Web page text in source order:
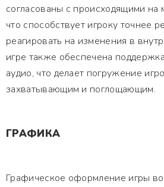
согласованы с происходящими на
что способствует игроку точнее
реагировать на изменения в
игре также обеспечена
аудио, что делает погружение
захватывающим и поглощающим.
ГРАФИКА
Графическое оформление игры